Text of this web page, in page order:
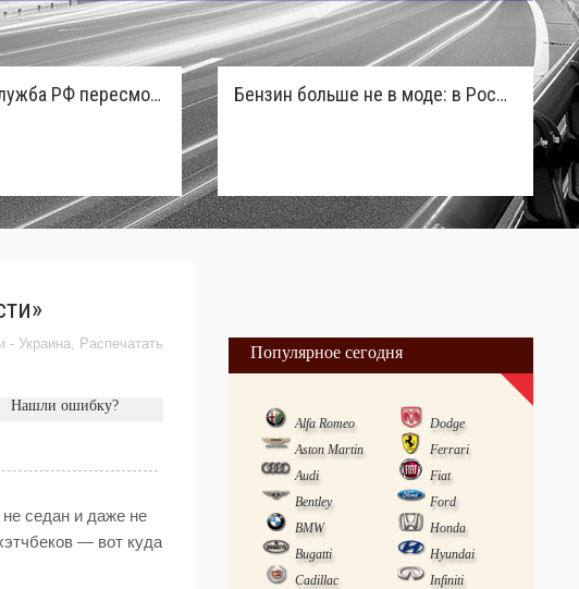
Таможенная служба РФ пересмотрела правила ввоза машин из ЕАЭС и начисляет пени покупателям Бензин больше не в моде: в России зафиксирован взрывной отказ от двигателей внутреннего сгорания
- Украина, Распечатать
Нашли ошибку?
седан и даже не
— вот куда
Популярное сегодня
Alfa Romeo
Dodge
Aston Martin
Ferrari
Audi
Fiat
Bentley
Ford
BMW
Honda
Bugatti
Hyundai
Cadillac
Infiniti